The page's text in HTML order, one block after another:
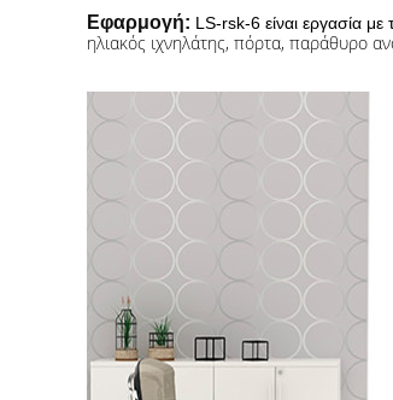
Εφαρμογή: LS-rsk-6 είναι εργασία
ηλιακός ιχνηλάτης, πόρτα, παράθυρο